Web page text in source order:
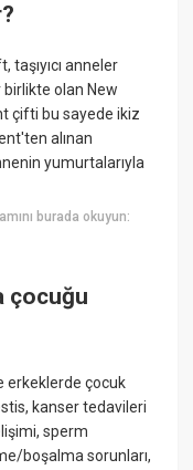
anneler
birlikte olan New
çifti bu sayede ikiz
alınan
yumurtalarıyla
burada okuyun:
çocuğu
erkeklerde çocuk
kanser tedavileri
sperm
boşalma sorunları,